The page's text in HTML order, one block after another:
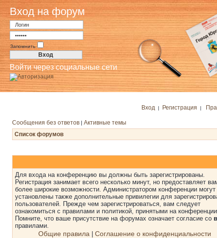
Вход на форум
Запомнить
Войти через социальные сети
Вход | Регистрация |
Сообщения без ответов | Активные темы
Список форумов
Для входа на конференцию вы должны быть зарегистрированы.
Регистрация занимает всего несколько минут, но предоставляет
более широкие возможности. Администратором конференции
установлены также дополнительные привилегии для
пользователей. Прежде чем зарегистрироваться, вам следует
ознакомиться с правилами и политикой, принятыми на
Помните, что ваше присутствие на форумах означает согласие со
правилами.
Общие правила Соглашение о конфиденциальности